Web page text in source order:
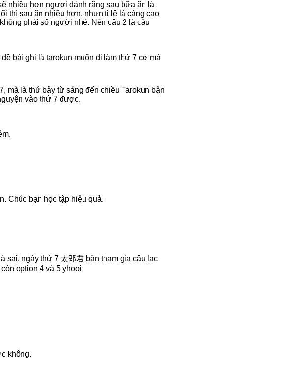
nhiều hơn người đánh răng sau bữa ăn là
thì sau ăn nhiều hơn, nhưn ti lệ là càng cao
phải số người nhé. Nên câu 2 là câu
bài ghi là tarokun muốn đi làm thứ 7 cơ mà
mà là thứ bảy từ sáng đến chiều Tarokun bận
vào thứ 7 được.
Chúc bạn học tập hiệu quả.
sai, ngày thứ 7 太郎君 bận tham gia câu lạc
option 4 và 5 yhooi
không.